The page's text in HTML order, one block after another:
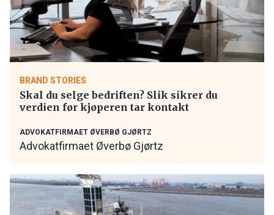
BRAND STORIES
Skal du selge bedriften? Slik sikrer du
verdien før kjøperen tar kontakt
ADVOKATFIRMAET ØVERBØ GJØRTZ
Advokatfirmaet Øverbø Gjørtz